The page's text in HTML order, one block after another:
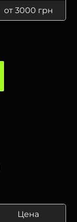
от 3000 грн
Цена